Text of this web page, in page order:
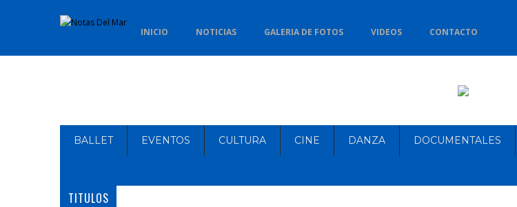
INICIO NOTICIAS GALERIA DE FOTOS VIDEOS CONTACTO
BALLET EVENTOS CULTURA CINE DANZA DOCUMENTALES
TITULOS